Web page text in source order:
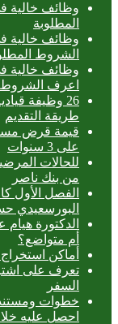
وظائف خالية
المطلوبة
وظائف خالية
الشروط
وظائف خالية
اعرف الشروط
26 وظيفة
طريقة التقديم
قيمة قرض
على 3 سنوات
للحالات
من بنك ناصر
الفصل الأول
الدكتورة
أم متواضع؟
أماكن استخراج جواز السفر
تعرف على
السفر
احصل عليه خلال 24